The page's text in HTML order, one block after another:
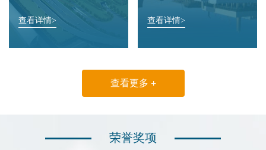
查看详情> 查看详情>
查看更多 +
荣誉奖项